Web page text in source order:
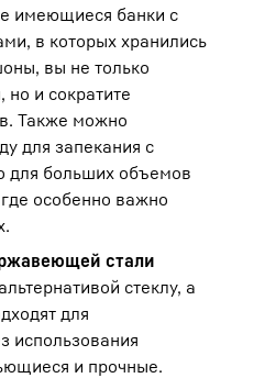
имеющиеся банки с
в которых хранились
вы не только
но и сократите
Также можно
для запекания с
для больших объемов
особенно важно
стали
стеклу, а
для
использования
и прочные.